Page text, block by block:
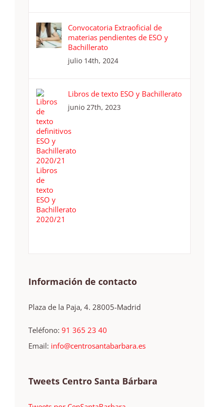
Convocatoria Extraoficial de
materias pendientes de ESO y
Bachillerato
julio 14th, 2024
Libros de texto ESO y Bachillerato
junio 27th, 2023
Información de contacto
Plaza de la Paja, 4. 28005-Madrid
Teléfono:91 365 23 40
Email: info@centrosantabarbara.es
Tweets Centro Santa Bárbara